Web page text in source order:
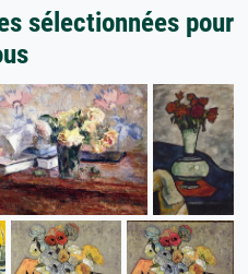
sélectionnées pour